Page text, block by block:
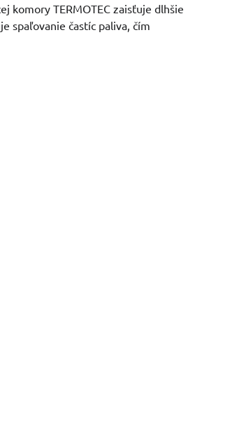
komory TERMOTEC zaisťuje dlhšie
spaľovanie častíc paliva, čím